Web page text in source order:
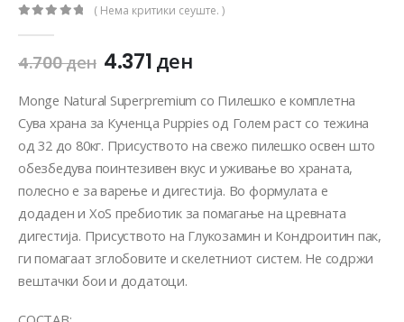
( Нема критики сеуште. )
4.700ден 4.371ден
Monge Natural Superpremium со Пилешко е комплетна
Сува храна за Кученца Puppies од Голем раст со тежина
од 32 до 80кг. Присуството на свежо пилешко освен што
обезбедува поинтезивен вкус и уживање во храната,
полесно е за варење и дигестија. Во формулата е
додаден и XoS пребиотик за помагање на цревната
дигестија. Присуството на Глукозамин и Кондроитин пак,
ги помагаат зглобовите и скелетниот систем. Не содржи
вештачки бои и додатоци.